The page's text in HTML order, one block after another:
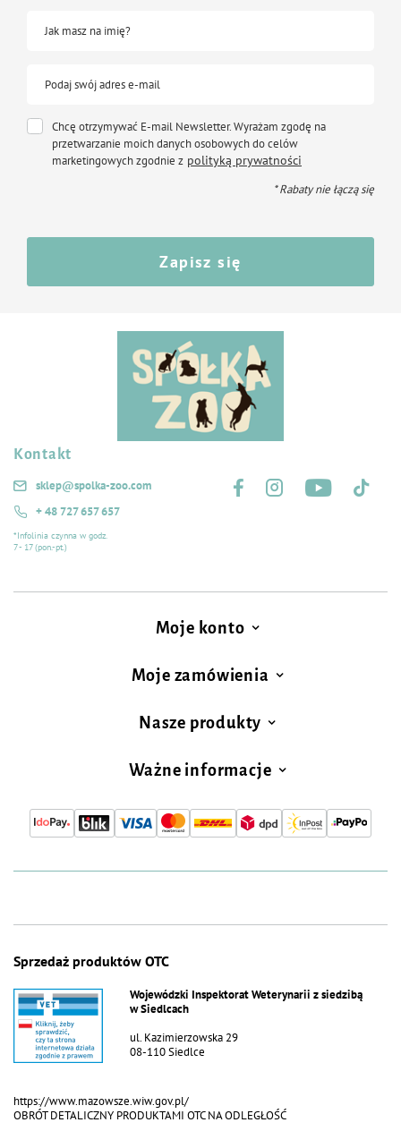
Jak masz na imię?
Podaj swój adres e-mail
Chcę otrzymywać E-mail Newsletter. Wyrażam zgodę na
przetwarzanie moich danych osobowych do celów
marketingowych zgodnie z polityką prywatności
* Rabaty nie łączą się
Zapisz się
Kontakt
sklep@spolka-zoo.com
+ 48 727 657 657
*Infolinia czynna w godz.
7 - 17 (pon.-pt.)
Moje konto
Moje zamówienia
Nasze produkty
Ważne informacje
Sprzedaż produktów OTC
Wojewódzki Inspektorat Weterynarii z siedzibą
w Siedlcach
ul. Kazimierzowska 29
08-110 Siedlce
https://www.mazowsze.wiw.gov.pl/
OBRÓT DETALICZNY PRODUKTAMI OTC NA ODLEGŁOŚĆ